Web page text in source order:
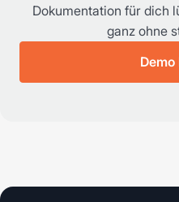
Dokumentation für dich
ganz ohne